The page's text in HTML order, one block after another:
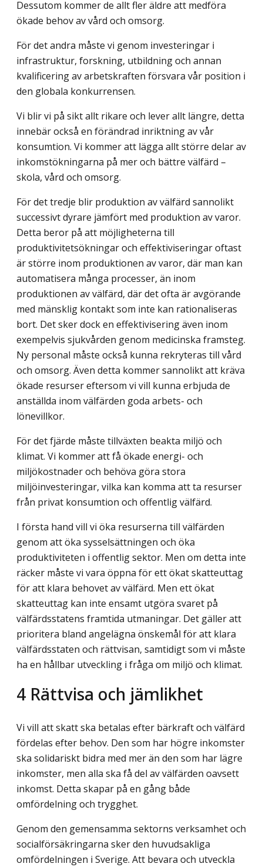
Dessutom kommer de allt fler äldre att medföra
ökade behov av vård och omsorg.
För det andra måste vi genom investeringar i
infrastruktur, forskning, utbildning och annan
kvalificering av arbetskraften försvara vår position i
den globala konkurrensen.
Vi blir vi på sikt allt rikare och lever allt längre, detta
innebär också en förändrad inriktning av vår
konsumtion. Vi kommer att lägga allt större delar av
inkomstökningarna på mer och bättre välfärd –
skola, vård och omsorg.
För det tredje blir produktion av välfärd sannolikt
successivt dyrare jämfört med produktion av varor.
Detta beror på att möjligheterna till
produktivitetsökningar och effektiviseringar oftast
är större inom produktionen av varor, där man kan
automatisera många processer, än inom
produktionen av välfärd, där det ofta är avgörande
med mänsklig kontakt som inte kan rationaliseras
bort. Det sker dock en effektivisering även inom
exempelvis sjukvården genom medicinska framsteg.
Ny personal måste också kunna rekryteras till vård
och omsorg. Även detta kommer sannolikt att kräva
ökade resurser eftersom vi vill kunna erbjuda de
anställda inom välfärden goda arbets- och
lönevillkor.
För det fjärde måste tillväxten beakta miljö och
klimat. Vi kommer att få ökade energi- och
miljökostnader och behöva göra stora
miljöinvesteringar, vilka kan komma att ta resurser
från privat konsumtion och offentlig välfärd.
I första hand vill vi öka resurserna till välfärden
genom att öka sysselsättningen och öka
produktiviteten i offentlig sektor. Men om detta inte
räcker måste vi vara öppna för ett ökat skatteuttag
för att klara behovet av välfärd. Men ett ökat
skatteuttag kan inte ensamt utgöra svaret på
välfärdsstatens framtida utmaningar. Det gäller att
prioritera bland angelägna önskemål för att klara
välfärdsstaten och rättvisan, samtidigt som vi måste
ha en hållbar utveckling i fråga om miljö och klimat.
4 Rättvisa och jämlikhet
Vi vill att skatt ska betalas efter bärkraft och välfärd
fördelas efter behov. Den som har högre inkomster
ska solidariskt bidra med mer än den som har lägre
inkomster, men alla ska få del av välfärden oavsett
inkomst. Detta skapar på en gång både
omfördelning och trygghet.
Genom den gemensamma sektorns verksamhet och
socialförsäkringarna sker den huvudsakliga
omfördelningen i Sverige. Att bevara och utveckla